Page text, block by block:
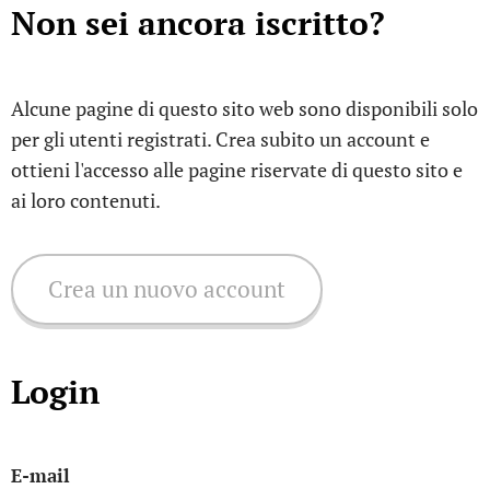
Non sei ancora iscritto?
Alcune pagine di questo sito web sono disponibili solo
per gli utenti registrati. Crea subito un account e
ottieni l'accesso alle pagine riservate di questo sito e
ai loro contenuti.
Crea un nuovo account
Login
E-mail